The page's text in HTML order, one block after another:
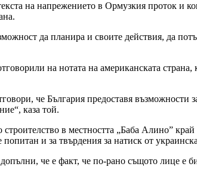
на напрежението в Ормузкия проток и
да планира и своите действия, да
на нотата на американската
че България предоставя
каза той.
в местността „Баба Алино”
и за твърдения за натиск от
че е факт, че по-рано същото лице е